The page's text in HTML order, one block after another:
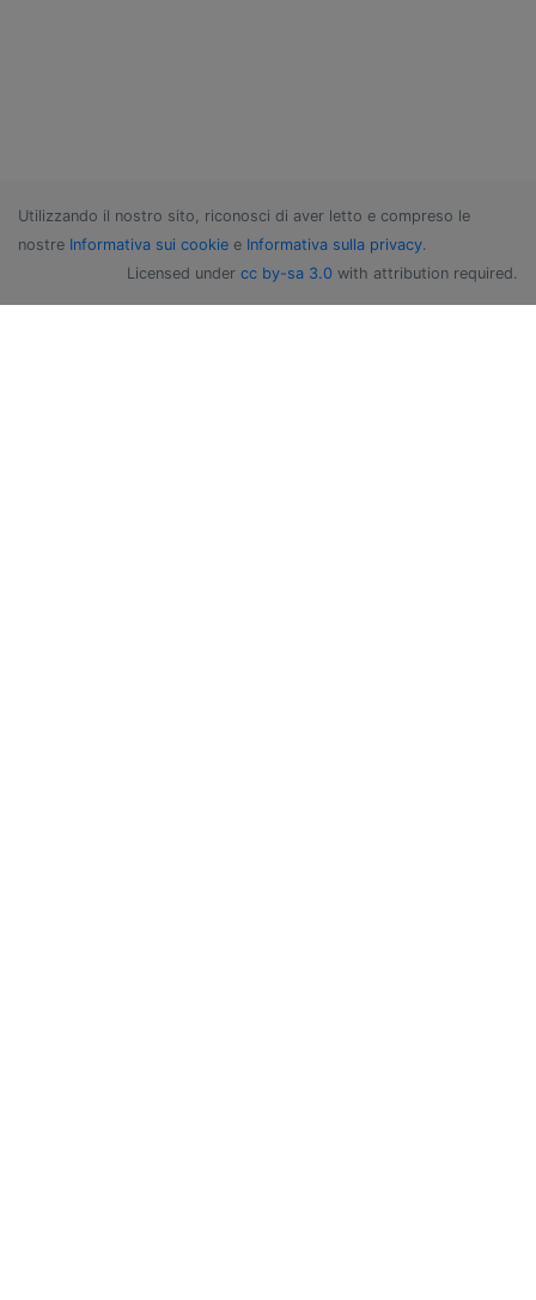
Utilizzando il nostro sito, riconosci di aver letto e compreso le
nostre Informativa sui cookie e Informativa sulla privacy.
Licensed under cc by-sa 3.0 with attribution required.